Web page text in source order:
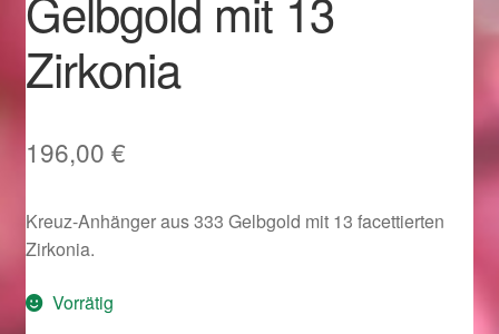
Im Gedenken an
Impressum
Karneval 2015 – Schmuck zu Fasching & Co.
Karneval 2020 – Schmuck zu Fasching & Co.
Kasse
Zirkonia
196,00 €
Kreuz-Anhänger aus 333 Gelbgold mit 13 facettierten
Zirkonia.
Vorrätig